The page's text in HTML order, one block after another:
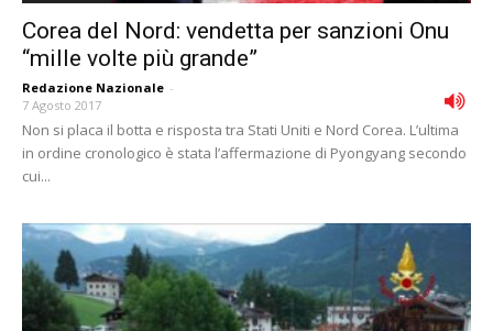
Corea del Nord: vendetta per sanzioni Onu
“mille volte più grande”
Redazione Nazionale -
7 Agosto 2017
Non si placa il botta e risposta tra Stati Uniti e Nord Corea. L’ultima
in ordine cronologico è stata l’affermazione di Pyongyang secondo
cui...